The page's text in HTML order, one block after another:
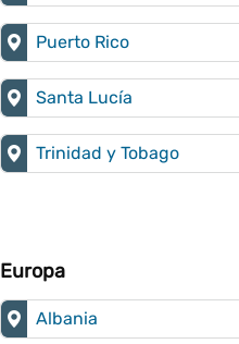
Puerto Rico
Santa Lucía
Trinidad y Tobago
Europa
Albania